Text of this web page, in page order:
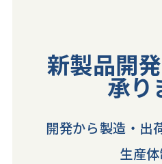
新製品開
承り
開発から製造・出
生産体